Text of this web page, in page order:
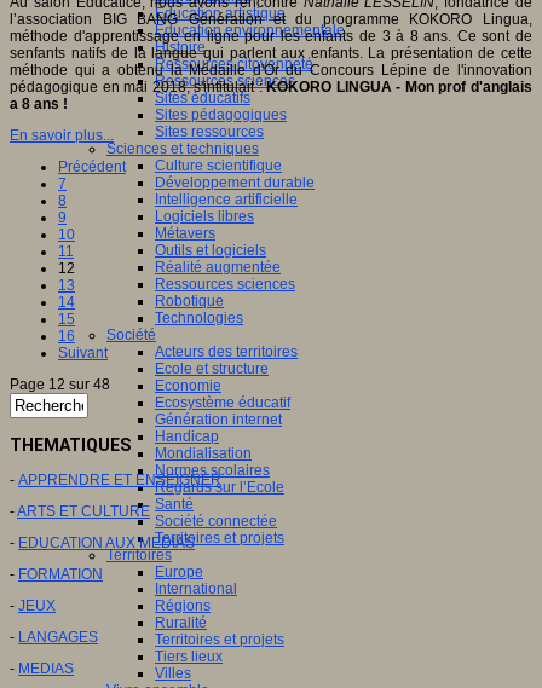
Education artistique
Education environnementale
Histoire
Ressources citoyenneté
Ressources sciences
Sites éducatifs
Sites pédagogiques
Sites ressources
Sciences et techniques
Culture scientifique
Développement durable
Intelligence artificielle
Logiciels libres
Métavers
Outils et logiciels
Réalité augmentée
Ressources sciences
Robotique
Technologies
Société
Acteurs des territoires
Ecole et structure
Economie
Ecosystème éducatif
Génération internet
Handicap
Mondialisation
Normes scolaires
Regards sur l’Ecole
Santé
Société connectée
Territoires et projets
Territoires
Europe
International
Régions
Ruralité
Territoires et projets
Tiers lieux
Villes
l’association BIG BANG Génération et du programme KOKORO Lingua,
méthode d'apprentissage en ligne pour les enfants de 3 à 8 ans. Ce sont de
senfants natifs de la langue qui parlent aux enfants. La présentation de cette
méthode qui a obtenu la Médaille d'Or du Concours Lépine de l'innovation
pédagogique en mai 2018, s'intitulait :KOKORO LINGUA - Mon prof d'anglais
a 8 ans !
En savoir plus...
Précédent
7
8
9
10
11
12
13
14
15
16
Suivant
Page 12 sur 48
THEMATIQUES
- APPRENDRE ET ENSEIGNER
-ARTS ET CULTURE
- EDUCATION AUX MEDIAS
- FORMATION
- JEUX
- LANGAGES
- MEDIAS